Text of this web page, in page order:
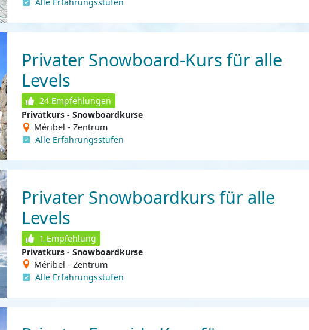
Alle Erfahrungsstufen
Privater Snowboard-Kurs für alle
Levels
24Empfehlungen
Privatkurs - Snowboardkurse
Méribel - Zentrum
Alle Erfahrungsstufen
Privater Snowboardkurs für alle
Levels
1 Empfehlung
Privatkurs - Snowboardkurse
Méribel - Zentrum
Alle Erfahrungsstufen